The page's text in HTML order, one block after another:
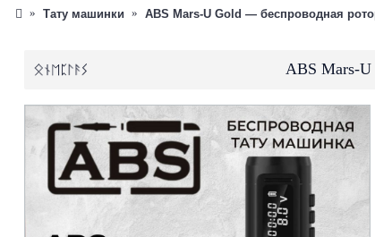
Тату машинки ABS Mars-U Gold — беспроводная
ABS Mars-U